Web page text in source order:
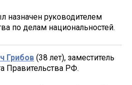
назначен руководителем
по делам национальностей.
Грибов (38 лет), заместитель
Правительства РФ.